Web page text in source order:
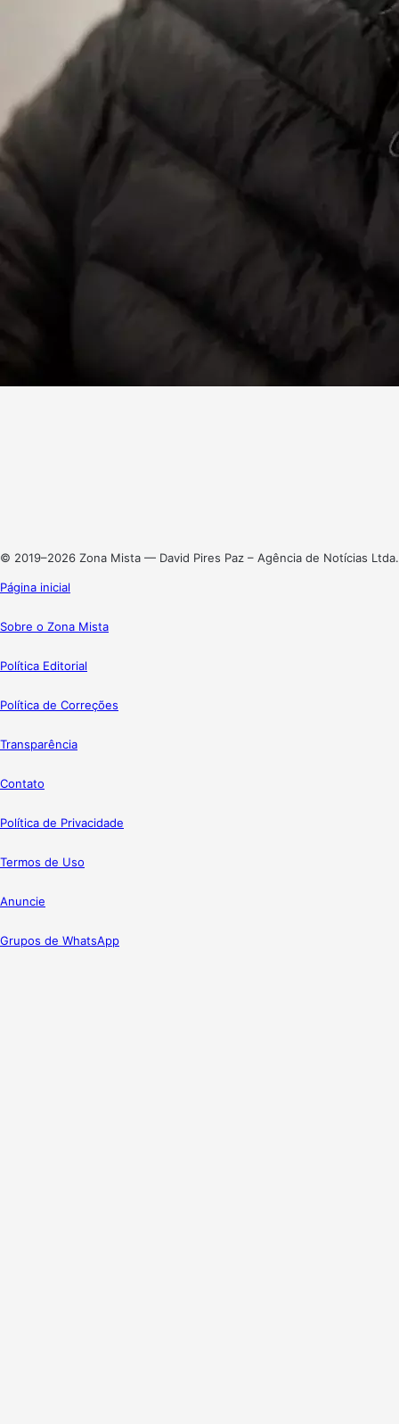
© 2019–2026 Zona Mista — David Pires Paz – Agência de Notícias Ltda.
Página inicial
Sobre o Zona Mista
Política Editorial
Política de Correções
Transparência
Contato
Política de Privacidade
Termos de Uso
Anuncie
Grupos de WhatsApp